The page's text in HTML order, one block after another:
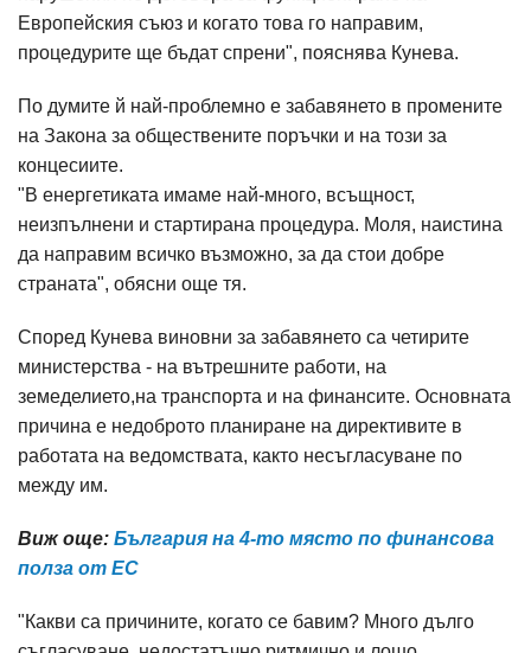
Европейския съюз и когато това го направим,
процедурите ще бъдат спрени", пояснява Кунева.
По думите й най-проблемно е забавянето в промените
на Закона за обществените поръчки и на този за
концесиите.
"В енергетиката имаме най-много, всъщност,
неизпълнени и стартирана процедура. Моля, наистина
да направим всичко възможно, за да стои добре
страната", обясни още тя.
Според Кунева виновни за забавянето са четирите
министерства - на вътрешните работи, на
земеделието,на транспорта и на финансите. Основната
причина е недоброто планиране на директивите в
работата на ведомствата, както несъгласуване по
между им.
Виж още: България на 4-то място по финансова
полза от ЕС​
"Какви са причините, когато се бавим? Много дълго